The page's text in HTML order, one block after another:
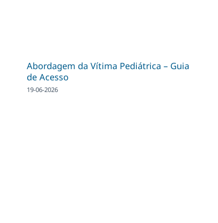
Abordagem da Vítima Pediátrica – Guia
de Acesso
19-06-2026